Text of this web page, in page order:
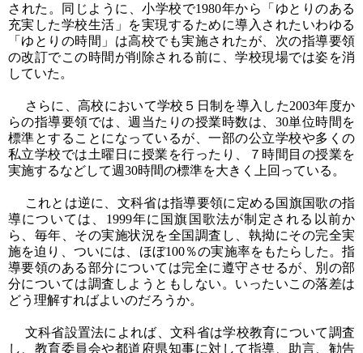
された。同じように、小学校で1980年から「ゆとりのある
充実した学校生活」を実現するために導入されたいわゆる
「ゆとりの時間」は高校でも実施されたが、次の指導要領
の改訂でこの時間が削除される前に、学校現場では姿を消
していた。
さらに、高校において学校５日制を導入した2003年度か
らの指導要領では、週当たりの授業時数は、30単位時間を
標準とすることになっているが、一部の公立学校や多くの
私立学校では土曜日に授業を行ったり、７時間目の授業を
実施するなどして週30時間の標準を大きく上回っている。
これとは逆に、文科省は指導要領に定める国旗国歌の指
導については、1999年に国旗国歌法が制定される以前か
ら、毎年、その実施状況を全国調査し、執拗にその完全実
施を迫り、ついには、ほぼ100％の実施率をもたらした。指
導要領のある部分については完全に遵守させるが、別の部
分については調査しようともしない。いったいこの落差は
どう理解すればよいのだろうか。
文科省設置法によれば、文科省は学校教育について調査
し、教育委員会や都道府県知事に対して指導、助言、勧告